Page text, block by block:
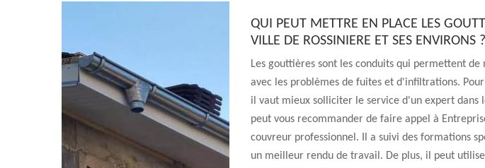
QUI PEUT METTRE EN PLACE LES
VILLE DE ROSSINIERE ET SES ENVIRONS ?
Les gouttières sont les conduits qui permettent de
avec les problèmes de fuites et d'infiltrations.
il vaut mieux solliciter le service d'un expert dans
peut vous recommander de faire appel à
couvreur professionnel. Il a suivi des formations
un meilleur rendu de travail. De plus, il peut